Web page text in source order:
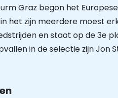
Graz begon het
het zijn meerdere moest
en staat op de 3e
in de selectie zijn Jon